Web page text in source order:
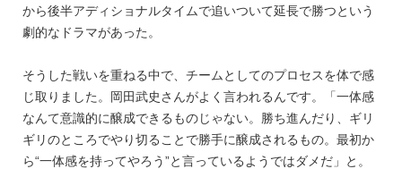
から後半アディショナルタイムで追いついて延長で勝つという
劇的なドラマがあった。
そうした戦いを重ねる中で、チームとしてのプロセスを体で感
じ取りました。岡田武史さんがよく言われるんです。「一体感
なんて意識的に醸成できるものじゃない。勝ち進んだり、ギリ
ギリのところでやり切ることで勝手に醸成されるもの。最初か
ら“一体感を持ってやろう”と言っているようではダメだ」と。